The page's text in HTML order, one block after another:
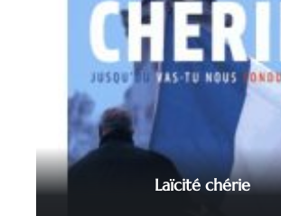
Laïcité chérie